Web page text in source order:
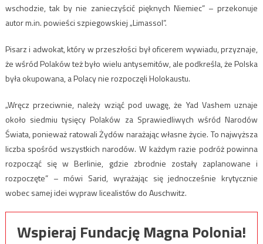
wschodzie, tak by nie zanieczyścić pięknych Niemiec” – przekonuje
autor m.in. powieści szpiegowskiej „Limassol”.
Pisarz i adwokat, który w przeszłości był oficerem wywiadu, przyznaje,
że wśród Polaków też było wielu antysemitów, ale podkreśla, że Polska
była okupowana, a Polacy nie rozpoczęli Holokaustu.
„Wręcz przeciwnie, należy wziąć pod uwagę, że Yad Vashem uznaje
około siedmiu tysięcy Polaków za Sprawiedliwych wśród Narodów
Świata, ponieważ ratowali Żydów narażając własne życie. To najwyższa
liczba spośród wszystkich narodów. W każdym razie podróż powinna
rozpocząć się w Berlinie, gdzie zbrodnie zostały zaplanowane i
rozpoczęte” – mówi Sarid, wyrażając się jednocześnie krytycznie
wobec samej idei wypraw licealistów do Auschwitz.
Wspieraj Fundację Magna Polonia!